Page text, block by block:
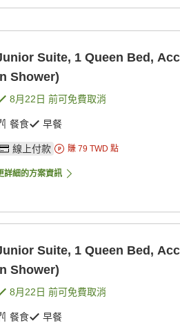
Suite, 1 Queen Bed,
Shower)
8月22日 前可免費取消
餐食 早餐
線上付款 賺 79 TWD 點
詳細的方案資訊
Suite, 1 Queen Bed,
Shower)
8月22日 前可免費取消
餐食 早餐